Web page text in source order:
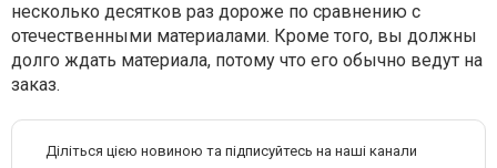
несколько десятков раз дороже по сравнению с
отечественными материалами. Кроме того, вы должны
долго ждать материала, потому что его обычно ведут на
заказ.
Діліться цією новиною та підписуйтесь на наші канали